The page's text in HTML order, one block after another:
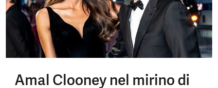
Amal Clooney nel mirino di